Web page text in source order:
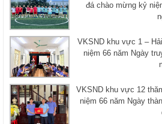
đá chào mừng kỷ
VKSND khu vực 1 –
niệm 66 năm Ngày
VKSND khu vực 12
niệm 66 năm Ngày